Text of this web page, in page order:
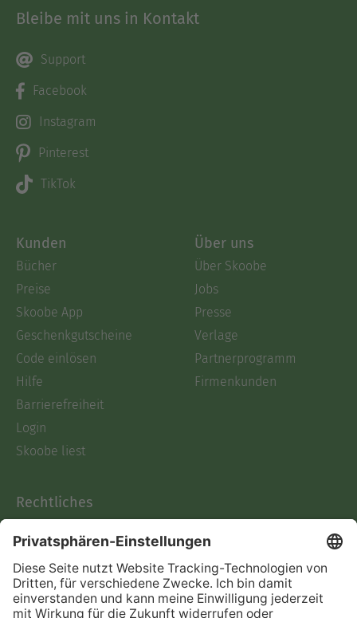
Bleibe mit uns in Kontakt
Support
Facebook
Instagram
Pinterest
TikTok
Kunden
Bücher
Preise
Skoobe App
Geschenkgutscheine
Code einlösen
Hilfe
Barrierefreiheit
Login
Skoobe liest
Über uns
Über Skoobe
Jobs
Presse
Verlage
Partnerprogramm
Firmenkunden
Rechtliches
AGB
Informationen nach Data
Act
Verträge hier kündigen